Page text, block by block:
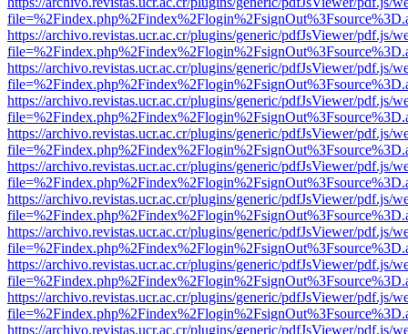
https://archivo.revistas.ucr.ac.cr/plugins/generic/pdfJsViewer/pdf.js/
https://archivo.revistas.ucr.ac.cr/plugins/generic/pdfJsViewer/pdf.js/
https://archivo.revistas.ucr.ac.cr/plugins/generic/pdfJsViewer/pdf.js/
https://archivo.revistas.ucr.ac.cr/plugins/generic/pdfJsViewer/pdf.js/
https://archivo.revistas.ucr.ac.cr/plugins/generic/pdfJsViewer/pdf.js/
https://archivo.revistas.ucr.ac.cr/plugins/generic/pdfJsViewer/pdf.js/
https://archivo.revistas.ucr.ac.cr/plugins/generic/pdfJsViewer/pdf.js/
https://archivo.revistas.ucr.ac.cr/plugins/generic/pdfJsViewer/pdf.js/
https://archivo.revistas.ucr.ac.cr/plugins/generic/pdfJsViewer/pdf.js/
https://archivo.revistas.ucr.ac.cr/plugins/generic/pdfJsViewer/pdf.js/